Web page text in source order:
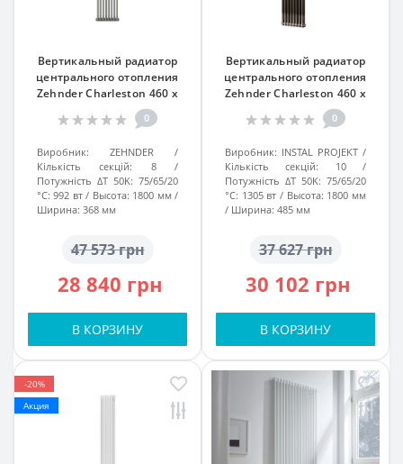
Вертикальный радиатор
центрального отопления
Zehnder Charleston 460 x
1792, Technoline 13-15 кв. м
0
Виробник:
ZEHNDER
Кількість секцій:
8
Потужність ΔT 50K: 75/65/20
°C: 992 вт Высота: 1800 мм
Ширина: 368 мм
47 573 грн
28 840 грн
В КОРЗИНУ
Вертикальный радиатор
центрального отопления
Zehnder Charleston 460 x
1792, Technoline 13-15 кв. м
0
Виробник: INSTAL PROJEKT
Кількість секцій:
10
Потужність ΔT 50K: 75/65/20
°C: 1305 вт Высота: 1800 мм
Ширина: 485 мм
37 627 грн
30 102 грн
В КОРЗИНУ
-20%
Акция